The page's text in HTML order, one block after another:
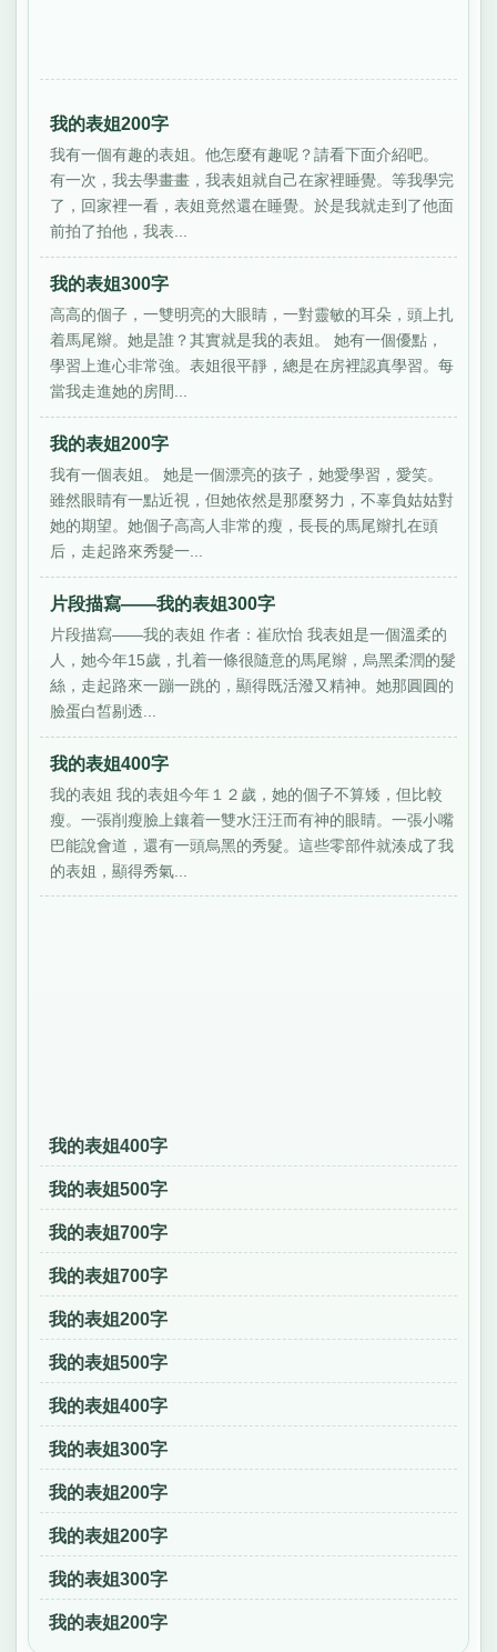
我的表姐200字
我有一個有趣的表姐。他怎麼有趣呢？請看下面介紹吧。
有一次，我去學畫畫，我表姐就自己在家裡睡覺。等我學完
了，回家裡一看，表姐竟然還在睡覺。於是我就走到了他面
前拍了拍他，我表...
我的表姐300字
高高的個子，一雙明亮的大眼睛，一對靈敏的耳朵，頭上扎
着馬尾辮。她是誰？其實就是我的表姐。 她有一個優點，
學習上進心非常強。表姐很平靜，總是在房裡認真學習。每
當我走進她的房間...
我的表姐200字
我有一個表姐。 她是一個漂亮的孩子，她愛學習，愛笑。
雖然眼睛有一點近視，但她依然是那麼努力，不辜負姑姑對
她的期望。她個子高高人非常的瘦，長長的馬尾辮扎在頭
后，走起路來秀髮一...
片段描寫——我的表姐300字
片段描寫——我的表姐 作者：崔欣怡 我表姐是一個溫柔的
人，她今年15歲，扎着一條很隨意的馬尾辮，烏黑柔潤的髮
絲，走起路來一蹦一跳的，顯得既活潑又精神。她那圓圓的
臉蛋白皙剔透...
我的表姐400字
我的表姐 我的表姐今年１２歲，她的個子不算矮，但比較
瘦。一張削瘦臉上鑲着一雙水汪汪而有神的眼睛。一張小嘴
巴能說會道，還有一頭烏黑的秀髮。這些零部件就湊成了我
的表姐，顯得秀氣...
我的表姐400字
我的表姐500字
我的表姐700字
我的表姐700字
我的表姐200字
我的表姐500字
我的表姐400字
我的表姐300字
我的表姐200字
我的表姐200字
我的表姐300字
我的表姐200字